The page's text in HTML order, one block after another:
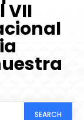
VII
SEARCH